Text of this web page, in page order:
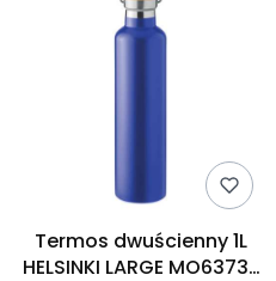
Termos dwuścienny 1L
HELSINKI LARGE MO6373-